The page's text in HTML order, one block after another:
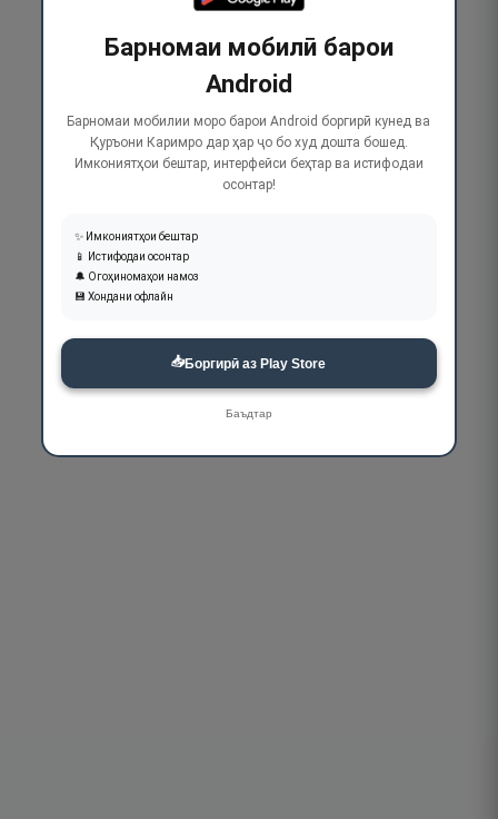
Барномаи мобилӣ барои
Android
Барномаи мобилии моро барои Android боргирӣ кунед ва
Қуръони Каримро дар ҳар ҷо бо худ дошта бошед.
Имкониятҳои бештар, интерфейси беҳтар ва истифодаи
осонтар!
✨ Имкониятҳои бештар
📱 Истифодаи осонтар
🔔 Огоҳиномаҳои намоз
💾 Хондани офлайн
📥Боргирӣ аз Play Store
Баъдтар